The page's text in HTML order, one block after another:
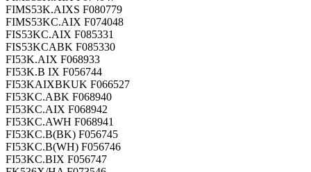
FIMS53K.AIXS F080779
FIMS53KC.AIX F074048
FIS53KC.AIX F085331
FIS53KCABK F085330
FI53K.AIX F068933
FI53K.B IX F056744
FI53KAIXBKUK F066527
FI53KC.ABK F068940
FI53KC.AIX F068942
FI53KC.AWH F068941
FI53KC.B(BK) F056745
FI53KC.B(WH) F056746
FI53KC.BIX F056747